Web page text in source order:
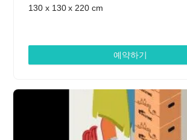
130 x 130x 220cm
예약하기